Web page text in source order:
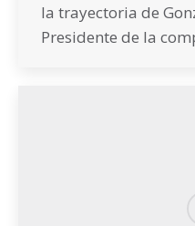
la trayectoria de
Presidente de la